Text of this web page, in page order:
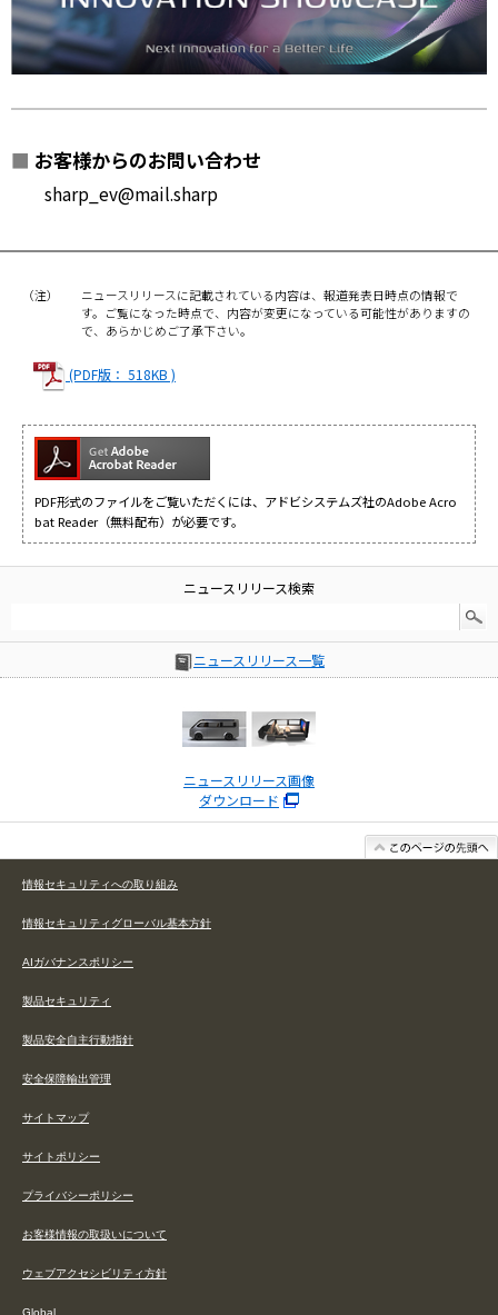
■ お客様からのお問い合わせ
sharp_ev@mail.sharp
（注）
ニュースリリースに記載されている内容は、報道発表日時点の情報で
す。ご覧になった時点で、内容が変更になっている可能性がありますの
で、あらかじめご了承下さい。
(PDF版： 518KB )
PDF形式のファイルをご覧いただくには、アドビシステムズ社のAdobe Acro
bat Reader（無料配布）が必要です。
ニュースリリース検索
ニュースリリース一覧
ニュースリリース画像
ダウンロード
情報セキュリティへの取り組み
情報セキュリティグローバル基本方針
AIガバナンスポリシー
製品セキュリティ
製品安全自主行動指針
安全保障輸出管理
サイトマップ
サイトポリシー
プライバシーポリシー
お客様情報の取扱いについて
ウェブアクセシビリティ方針
Global